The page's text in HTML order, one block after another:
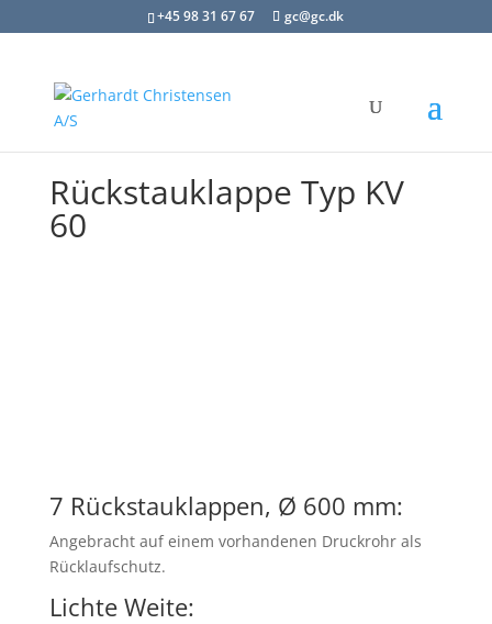
+45 98 31 67 67 gc@gc.dk
Rückstauklappe Typ KV
60
7 Rückstauklappen, Ø 600 mm:
Angebracht auf einem vorhandenen Druckrohr als
Rücklaufschutz.
Lichte Weite: